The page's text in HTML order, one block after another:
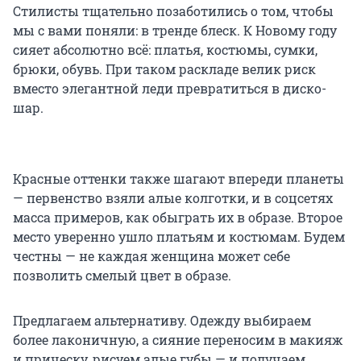
Стилисты тщательно позаботились о том, чтобы
мы с вами поняли: в тренде блеск. К Новому году
сияет абсолютно всё: платья, костюмы, сумки,
брюки, обувь. При таком раскладе велик риск
вместо элегантной леди превратиться в диско-
шар.
Красные оттенки также шагают впереди планеты
— первенство взяли алые колготки, и в соцсетях
масса примеров, как обыграть их в образе. Второе
место уверенно ушло платьям и костюмам. Будем
честны — не каждая женщина может себе
позволить смелый цвет в образе.
Предлагаем альтернативу. Одежду выбираем
более лаконичную, а сияние переносим в макияж